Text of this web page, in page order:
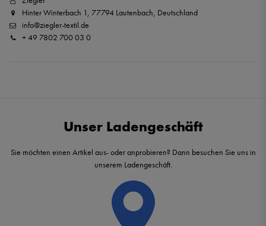
Hinter Winterbach 1, 77794 Lautenbach, Deutschland
info@ziegler-textil.de
+ 49 7802 700 03 0
Unser Ladengeschäft
Sie möchten einen Artikel aus- oder anprobieren? Dann besuchen Sie uns in
unserem Ladengeschäft.